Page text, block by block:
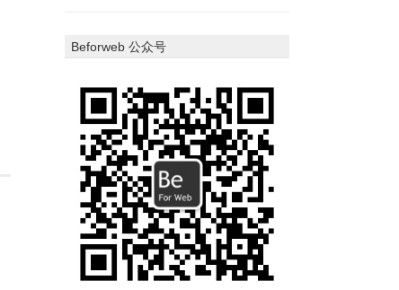
Beforweb 公众号